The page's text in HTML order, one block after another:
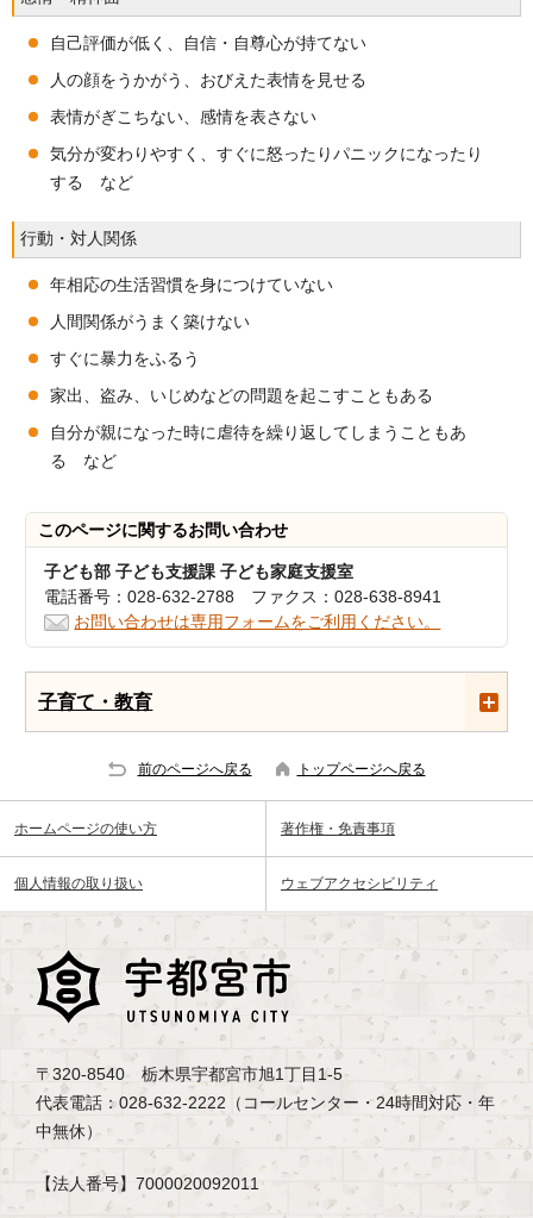
自己評価が低く、自信・自尊心が持てない
人の顔をうかがう、おびえた表情を見せる
表情がぎこちない、感情を表さない
気分が変わりやすく、すぐに怒ったりパニックになったり
する など
行動・対人関係
年相応の生活習慣を身につけていない
人間関係がうまく築けない
すぐに暴力をふるう
家出、盗み、いじめなどの問題を起こすこともある
自分が親になった時に虐待を繰り返してしまうこともあ
る など
このページに関するお問い合わせ
子ども部 子ども支援課 子ども家庭支援室
電話番号：028-632-2788 ファクス：028-638-8941
お問い合わせは専用フォームをご利用ください。
子育て・教育
前のページへ戻る トップページへ戻る
ホームページの使い方 著作権・免責事項
個人情報の取り扱い ウェブアクセシビリティ
〒320-8540 栃木県宇都宮市旭1丁目1-5
代表電話：028-632-2222（コールセンター・24時間対応・年
中無休）
【法人番号】7000020092011